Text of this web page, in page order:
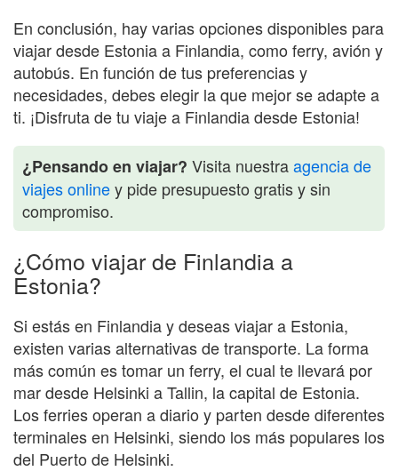
En conclusión, hay varias opciones disponibles para
viajar desde Estonia a Finlandia, como ferry, avión y
autobús. En función de tus preferencias y
necesidades, debes elegir la que mejor se adapte a
ti. ¡Disfruta de tu viaje a Finlandia desde Estonia!
¿Pensando en viajar? Visita nuestraagencia de
viajes onliney pide presupuesto gratis y sin
compromiso.
¿Cómo viajar de Finlandia a
Estonia?
Si estás en Finlandia y deseas viajar a Estonia,
existen varias alternativas de transporte. La forma
más común es tomar un ferry, el cual te llevará por
mar desde Helsinki a Tallin, la capital de Estonia.
Los ferries operan a diario y parten desde diferentes
terminales en Helsinki, siendo los más populares los
del Puerto de Helsinki.